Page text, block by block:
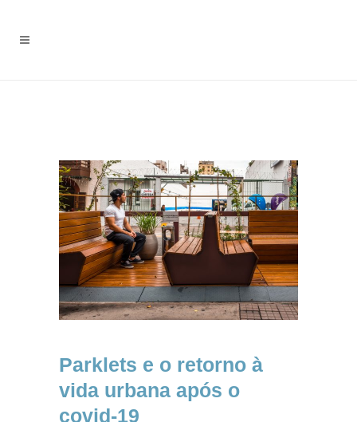
Parklets e o retorno à
vida urbana após o
covid-19